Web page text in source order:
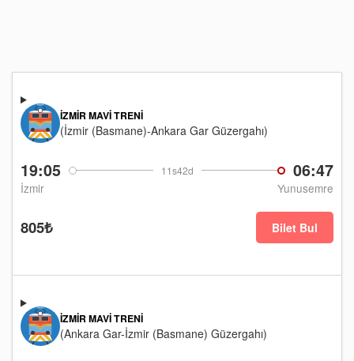
19:05 11s42d 06:47
İzmir Yunusemre
İZMIR MAVI TRENI
(İzmir (Basmane)-Ankara Gar Güzergahı)
805₺ Bilet Bul
İZMIR MAVI TRENI
(Ankara Gar-İzmir (Basmane) Güzergahı)